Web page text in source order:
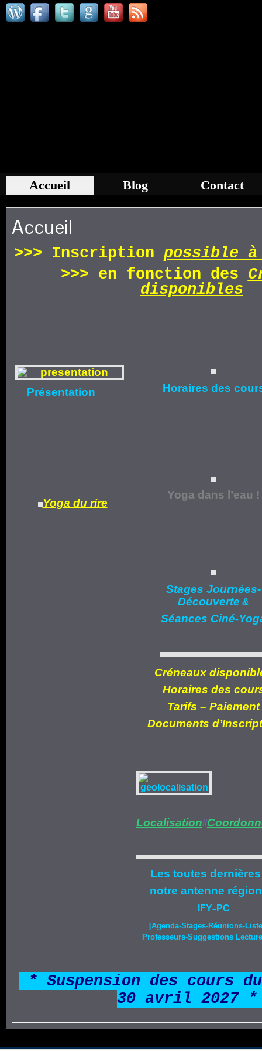
Accueil Blog Contact
Accueil
>>> Inscription possible à
>>> en fonction des
disponibles
Présentation Horaires des
Yoga du rire
Yoga dans l’eau !
Stages Journées-
Découverte &
Séances Ciné-
Créneaux
Horaires des
Tarifs – Paiement
Documents d’
Localisation//
Les toutes
notre antenne
IFY–PC
[Agenda-Stages-Réunions-
Professeurs-Suggestions
* Suspension des cours
30 avril 2027 *